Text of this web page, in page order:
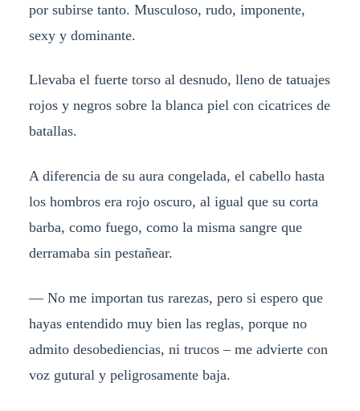
por subirse tanto. Musculoso, rudo, imponente,
sexy y dominante.
Llevaba el fuerte torso al desnudo, lleno de tatuajes
rojos y negros sobre la blanca piel con cicatrices de
batallas.
A diferencia de su aura congelada, el cabello hasta
los hombros era rojo oscuro, al igual que su corta
barba, como fuego, como la misma sangre que
derramaba sin pestañear.
— No me importan tus rarezas, pero si espero que
hayas entendido muy bien las reglas, porque no
admito desobediencias, ni trucos – me advierte con
voz gutural y peligrosamente baja.